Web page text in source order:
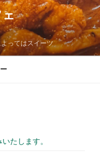
ェ
ってはスイーツ
たします。